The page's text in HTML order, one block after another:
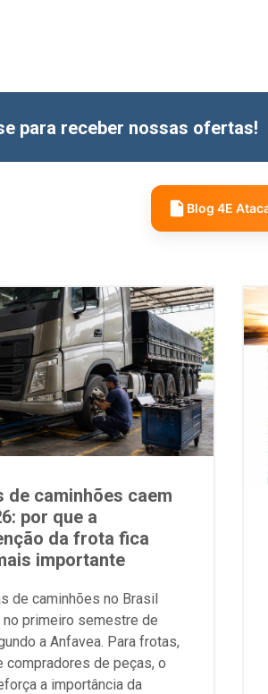
para receber nossas ofertas!
Blog 4E
de caminhões caem
por que a
da frota fica
importante
de caminhões no Brasil
no primeiro semestre de
a Anfavea. Para frotas,
compradores de peças, o
a importância da